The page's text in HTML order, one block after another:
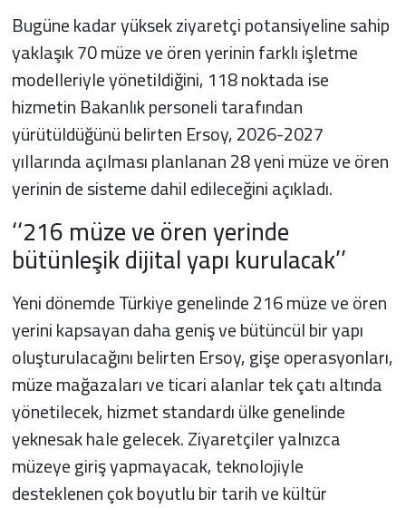
Bugüne kadar yüksek ziyaretçi potansiyeline sahip
yaklaşık 70 müze ve ören yerinin farklı işletme
modelleriyle yönetildiğini, 118 noktada ise
hizmetin Bakanlık personeli tarafından
yürütüldüğünü belirten Ersoy, 2026-2027
yıllarında açılması planlanan 28 yeni müze ve ören
yerinin de sisteme dahil edileceğini açıkladı.
‘‘216 müze ve ören yerinde
bütünleşik dijital yapı kurulacak’’
Yeni dönemde Türkiye genelinde 216 müze ve ören
yerini kapsayan daha geniş ve bütüncül bir yapı
oluşturulacağını belirten Ersoy, gişe operasyonları,
müze mağazaları ve ticari alanlar tek çatı altında
yönetilecek, hizmet standardı ülke genelinde
yeknesak hale gelecek. Ziyaretçiler yalnızca
müzeye giriş yapmayacak, teknolojiyle
desteklenen çok boyutlu bir tarih ve kültür